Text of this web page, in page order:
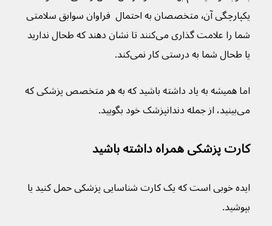
یکپارچگی آن٬ متخصصان به احتمال  فراوان سوابق سلامتی
شما را علامت گذاری می‌کنند تا نشان دهند که طحال ندارید
یا طحال شما به درستی کار نمی‌کند.
اما همیشه به یاد داشته باشید که به هر متخصص پزشکی که
می‌بینید، از جمله دندانپزشک خود بگویید.
کارت پزشکی همراه داشته باشید
ایده خوبی است که یک کارت شناسایی پزشکی حمل کنید یا
بپوشید.